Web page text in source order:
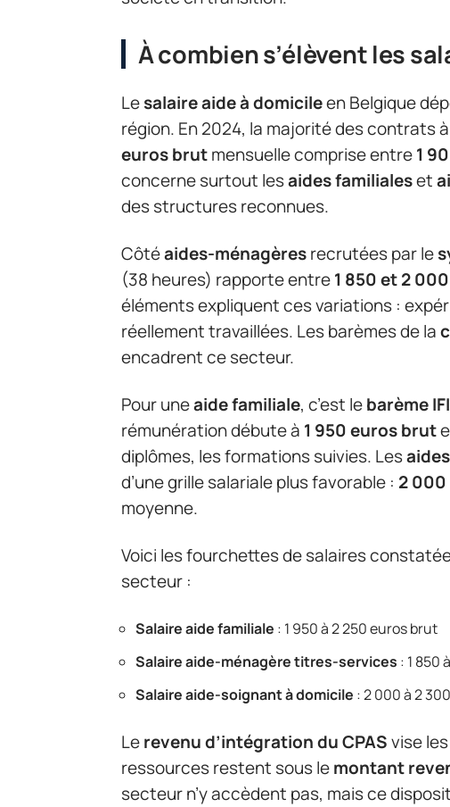
À combien s’élèvent les
Lesalaire aide à domicileen Belgique
région. En 2024, la majorité des contrats
euros brutmensuelle comprise entre1
concerne surtout lesaides familialeset
des structures reconnues.
Côtéaides-ménagèresrecrutées par le
(38 heures) rapporte entre1 850 et 2
éléments expliquent ces variations :
réellement travaillées. Les barèmes de la
encadrent ce secteur.
Pour uneaide familiale, c’est lebarème
rémunération débute à 1 950 euros brut
diplômes, les formations suivies. Les
d’une grille salariale plus favorable : 2
moyenne.
Voici les fourchettes de salaires
secteur :
Salaire aide familiale : 1 950 à 2 250 euros brut
Salaire aide-ménagère titres-services : 1 850
Salaire aide-soignant à domicile : 2 000 à 2
Lerevenu d’intégration du CPASvise
ressources restent sous lemontant
secteur n’y accèdent pas, mais ce